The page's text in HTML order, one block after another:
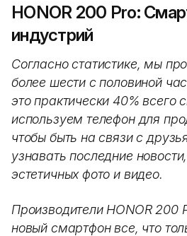
HONOR 200 Pro:
индустрий
Согласно статистике, мы
более шести с половиной
это практически 40% всего
используем телефон для
чтобы быть на связи с
узнавать последние
эстетичных фото и видео.
Производители HONOR 200
новый смартфон все, что